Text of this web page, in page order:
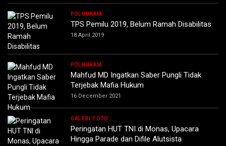
POLHUKAM
TPS Pemilu 2019, Belum Ramah Disabilitas
18 April 2019
POLHUKAM
Mahfud MD Ingatkan Saber Pungli Tidak
Terjebak Mafia Hukum
16 December 2021
GALERI FOTO
Peringatan HUT TNI di Monas, Upacara
Hingga Parade dan Difile Alutsista